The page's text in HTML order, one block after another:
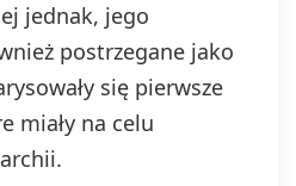
jednak, jego
postrzegane jako
się pierwsze
miały na celu